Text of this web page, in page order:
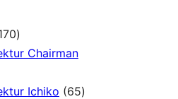
1
7
p
Chairman
Ichiko 656